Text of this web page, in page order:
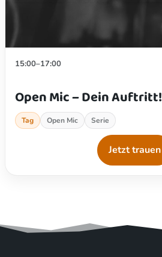
15:00–17:00
Open Mic – Dein Auftritt!
Tag Open Mic Serie
Jetzt trauen